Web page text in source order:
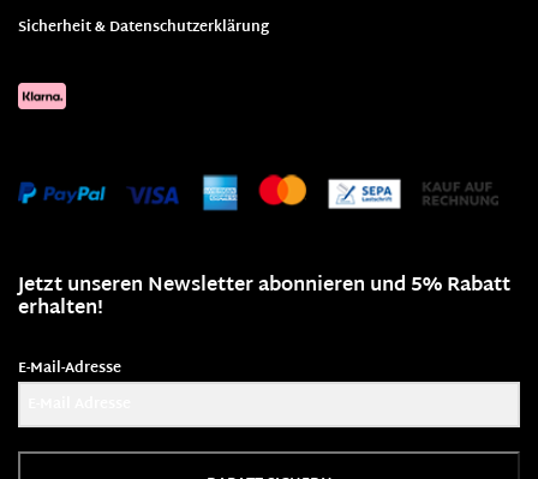
Sicherheit & Datenschutzerklärung
Jetzt unseren Newsletter abonnieren und 5% Rabatt
erhalten!
E-Mail-Adresse